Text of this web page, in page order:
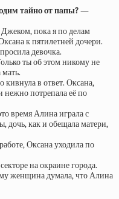
тaйнo oт пaпы? —
пока я по делам
к пятилетней дочери.
девочка.
ты об этом никому не
кивнула в ответ. Оксана,
нежно потрепала её по
время Алина играла с
дочь, как и обещала матери,
Оксана уходила по
на окраине города.
женщина думала, что Алина